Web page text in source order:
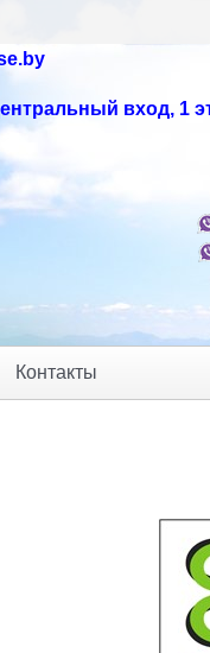
вход, 1
Контакты